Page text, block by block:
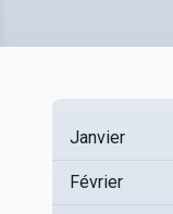
Janvier
Février